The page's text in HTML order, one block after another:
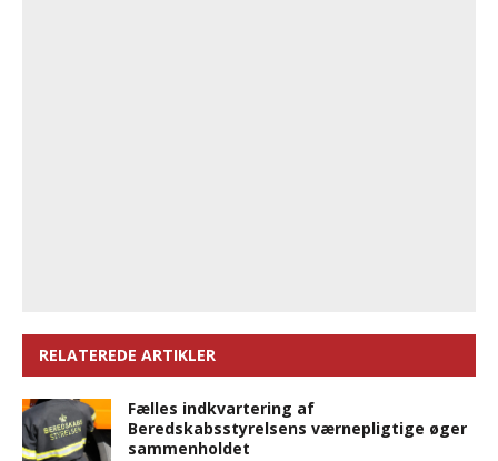
RELATEREDE ARTIKLER
Fælles indkvartering af
Beredskabsstyrelsens værnepligtige øger
sammenholdet